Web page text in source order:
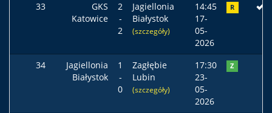
33
GKS
Katowice
2
-
2
Jagiellonia
Białystok
(szczegóły)
14:45
17-
05-
2026
R
34
Jagiellonia
Białystok
1
-
0
Zagłębie
Lubin
(szczegóły)
17:30
23-
05-
2026
Z